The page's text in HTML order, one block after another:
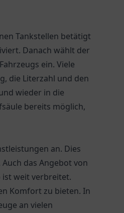
Tankstellen betätigt
Danach wählt der
ein. Viele
die Literzahl und den
wieder in die
bereits möglich,
an. Dies
das Angebot von
ist weit verbreitet.
Komfort zu bieten. In
an vielen